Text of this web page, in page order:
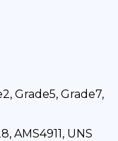
Grade5, Grade7,
AMS4911, UNS